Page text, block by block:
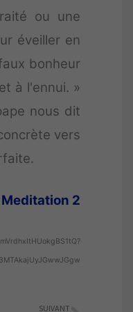
ou une
éveiller en
bonheur
à l'ennui. »
nous dit
vers
2
SUIVANT